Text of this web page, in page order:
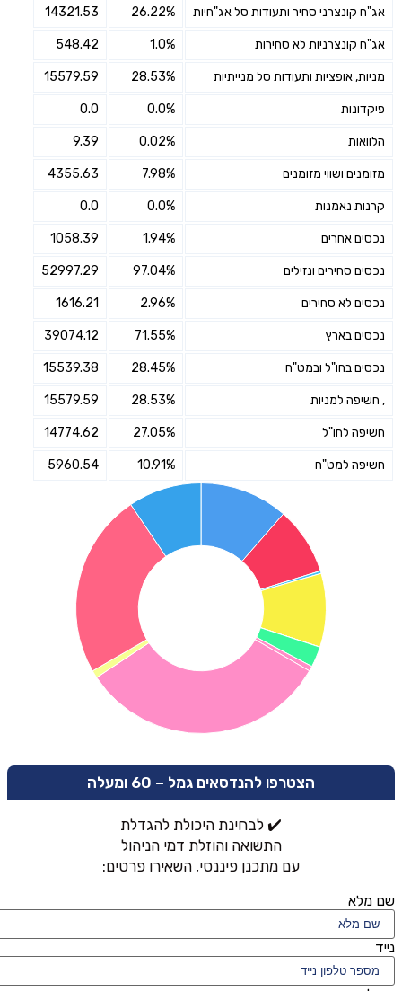
אג"ח קונצרני סחיר ותעודות סל אג"חיות 26.22%
14321.53
אג"ח קונצרניות לא סחירות 1.0%
548.42
מניות, אופציות ותעודות סל מנייתיות 28.53%
15579.59
פיקדונות 0.0%
0.0
הלוואות 0.02%
9.39
מזומנים ושווי מזומנים 7.98%
4355.63
קרנות נאמנות 0.0%
0.0
נכסים אחרים 1.94%
1058.39
נכסים סחירים ונזילים 97.04%
52997.29
נכסים לא סחירים 2.96%
1616.21
נכסים בארץ 71.55%
39074.12
נכסים בחו"ל ובמט"ח 28.45%
15539.38
, חשיפה למניות 28.53%
15579.59
חשיפה לחו"ל 27.05%
14774.62
חשיפה למט"ח 10.91%
5960.54
הצטרפו להנדסאים גמל – 60 ומעלה
✔️ לבחינת היכולת להגדלת
התשואה והוזלת דמי הניהול
עם מתכנן פיננסי, השאירו פרטים:
שם מלא
נייד